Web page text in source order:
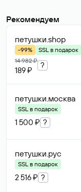
Рекомендуем
петушки.shop
-99%
SSL в подарок
14 982 ₽
189 ₽
?
петушки.москва
SSL в подарок
1 500 ₽ ?
петушки.рус
SSL в подарок
2 516 ₽ ?